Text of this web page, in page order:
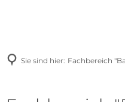
Sie sind hier: Fachbereich